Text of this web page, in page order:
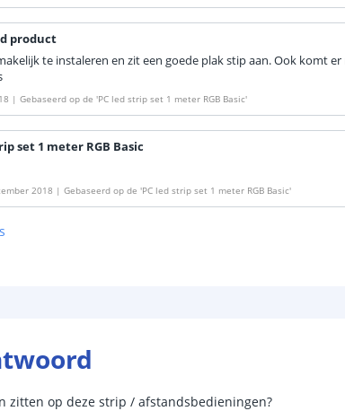
product
te instaleren en zit een goede plak stip aan. Ook komt
| Gebaseerd op de 'PC led strip set 1 meter RGB Basic'
set 1 meter RGB Basic
2018 | Gebaseerd op de 'PC led strip set 1 meter RGB Basic'
zitten op deze strip / afstandsbedieningen?